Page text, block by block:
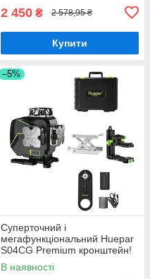
2 450 ₴ 2 578,95 ₴
Купити
–5%
Суперточний і
мегафункціональний Huepar
S04CG Premium кронштейн!
В наявності